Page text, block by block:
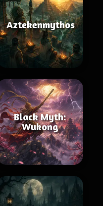
Aztekenmythos
Black Myth:
Wukong